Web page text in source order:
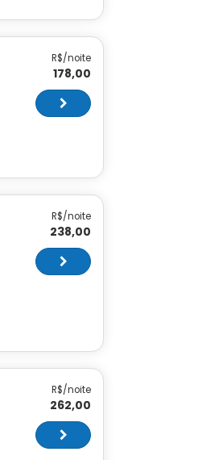
R$/noite
178,00
R$/noite
238,00
R$/noite
262,00